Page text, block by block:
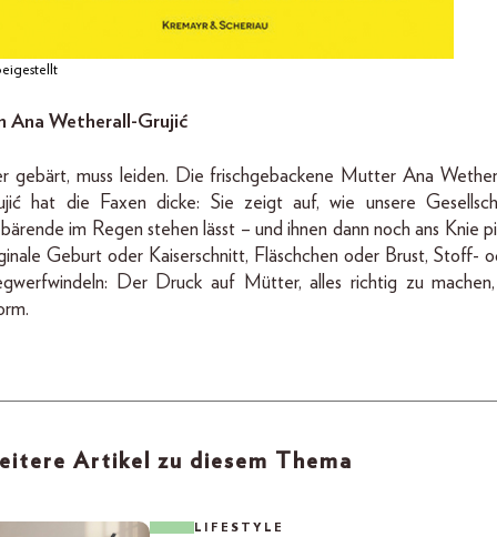
Ana Wetherall-Grujić
gebärt, muss leiden. Die frischgebackene Mutter Ana
hat die Faxen dicke: Sie zeigt auf, wie unsere
im Regen stehen lässt – und ihnen dann noch ans Knie
Geburt oder Kaiserschnitt, Fläschchen oder Brust, Stoff-
Der Druck auf Mütter, alles richtig zu
Artikel zu diesem Thema
LIFESTYLE